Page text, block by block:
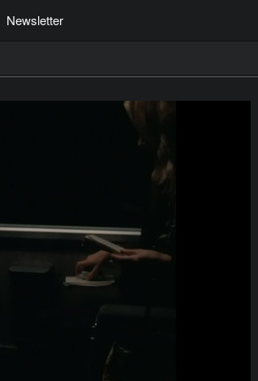
Newsletter